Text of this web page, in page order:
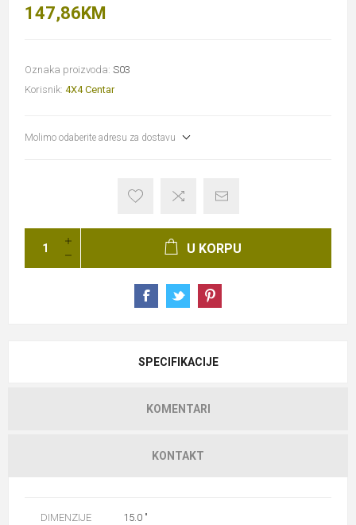
147,86KM
Oznaka proizvoda: S03
Korisnik: 4X4 Centar
Molimo odaberite adresu za dostavu
U KORPU
SPECIFIKACIJE
KOMENTARI
KONTAKT
DIMENZIJE 15.0 "